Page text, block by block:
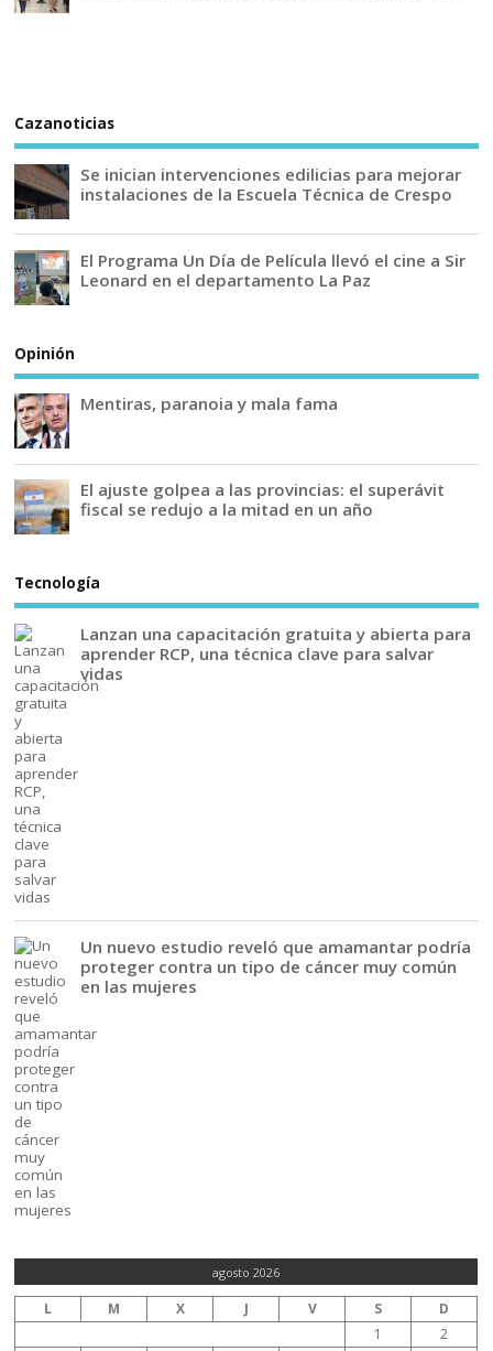
Cazanoticias
Se inician intervenciones edilicias para mejorar
instalaciones de la Escuela Técnica de Crespo
El Programa Un Día de Película llevó el cine a Sir
Leonard en el departamento La Paz
Opinión
Mentiras, paranoia y mala fama
El ajuste golpea a las provincias: el superávit
fiscal se redujo a la mitad en un año
Tecnología
Lanzan una capacitación gratuita y abierta para
aprender RCP, una técnica clave para salvar
vidas
Un nuevo estudio reveló que amamantar podría
proteger contra un tipo de cáncer muy común
en las mujeres
agosto 2026
L M X J V S
D
1
2